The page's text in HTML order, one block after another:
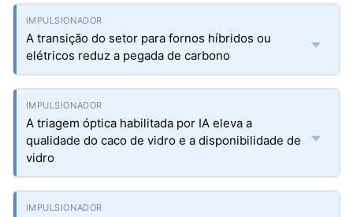
A transição do setor para fornos híbridos ou
elétricos reduz a pegada de carbono
A triagem óptica habilitada por IA eleva a
qualidade do caco de vidro e a disponibilidade de
vidro